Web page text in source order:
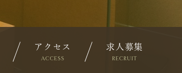
アクセス
ACCESS
求人募集
RECRUIT